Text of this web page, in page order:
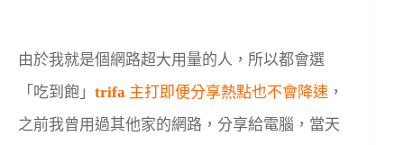
由於我就是個網路超大用量的人，所以都會選
「吃到飽」 trifa 主打即便分享熱點也不會降速 ，
之前我曾用過其他家的網路，分享給電腦，當天